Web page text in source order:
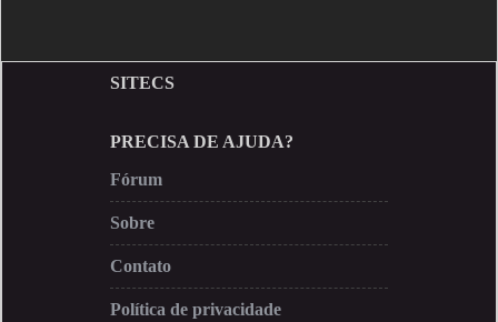
SITECS
PRECISA DE AJUDA?
Fórum
Sobre
Contato
Política de privacidade